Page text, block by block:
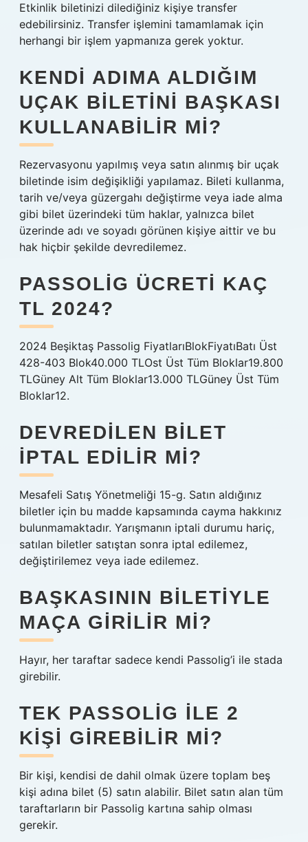
Etkinlik biletinizi dilediğiniz kişiye transfer
edebilirsiniz. Transfer işlemini tamamlamak için
herhangi bir işlem yapmanıza gerek yoktur.
KENDI ADIMA ALDIĞIM
UÇAK BILETINI BAŞKASI
KULLANABILIR MI?
Rezervasyonu yapılmış veya satın alınmış bir uçak
biletinde isim değişikliği yapılamaz. Bileti kullanma,
tarih ve/veya güzergahı değiştirme veya iade alma
gibi bilet üzerindeki tüm haklar, yalnızca bilet
üzerinde adı ve soyadı görünen kişiye aittir ve bu
hak hiçbir şekilde devredilemez.
PASSOLIG ÜCRETI KAÇ
TL 2024?
2024 Beşiktaş Passolig FiyatlarıBlokFiyatıBatı Üst
428-403 Blok40.000 TLOst Üst Tüm Bloklar19.800
TLGüney Alt Tüm Bloklar13.000 TLGüney Üst Tüm
Bloklar12.
DEVREDILEN BILET
IPTAL EDILIR MI?
Mesafeli Satış Yönetmeliği 15-g. Satın aldığınız
biletler için bu madde kapsamında cayma hakkınız
bulunmamaktadır. Yarışmanın iptali durumu hariç,
satılan biletler satıştan sonra iptal edilemez,
değiştirilemez veya iade edilemez.
BAŞKASININ BILETIYLE
MAÇA GIRILIR MI?
Hayır, her taraftar sadece kendi Passolig’i ile stada
girebilir.
TEK PASSOLIG ILE 2
KIŞI GIREBILIR MI?
Bir kişi, kendisi de dahil olmak üzere toplam beş
kişi adına bilet (5) satın alabilir. Bilet satın alan tüm
taraftarların bir Passolig kartına sahip olması
gerekir.